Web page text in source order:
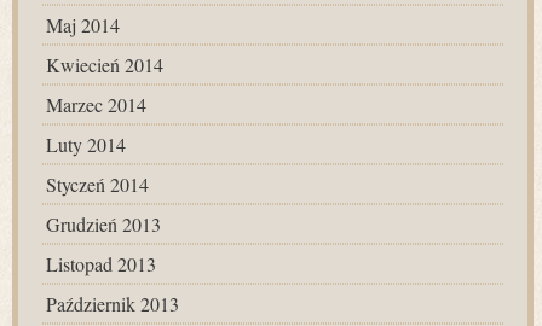
Maj 2014
Kwiecień 2014
Marzec 2014
Luty 2014
Styczeń 2014
Grudzień 2013
Listopad 2013
Październik 2013